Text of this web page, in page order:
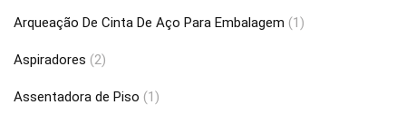
Arqueação De Cinta De Aço Para Embalagem (1)
Aspiradores (2)
Assentadora de Piso (1)